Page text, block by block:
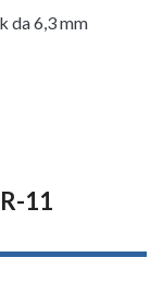
da 6,3 mm
11